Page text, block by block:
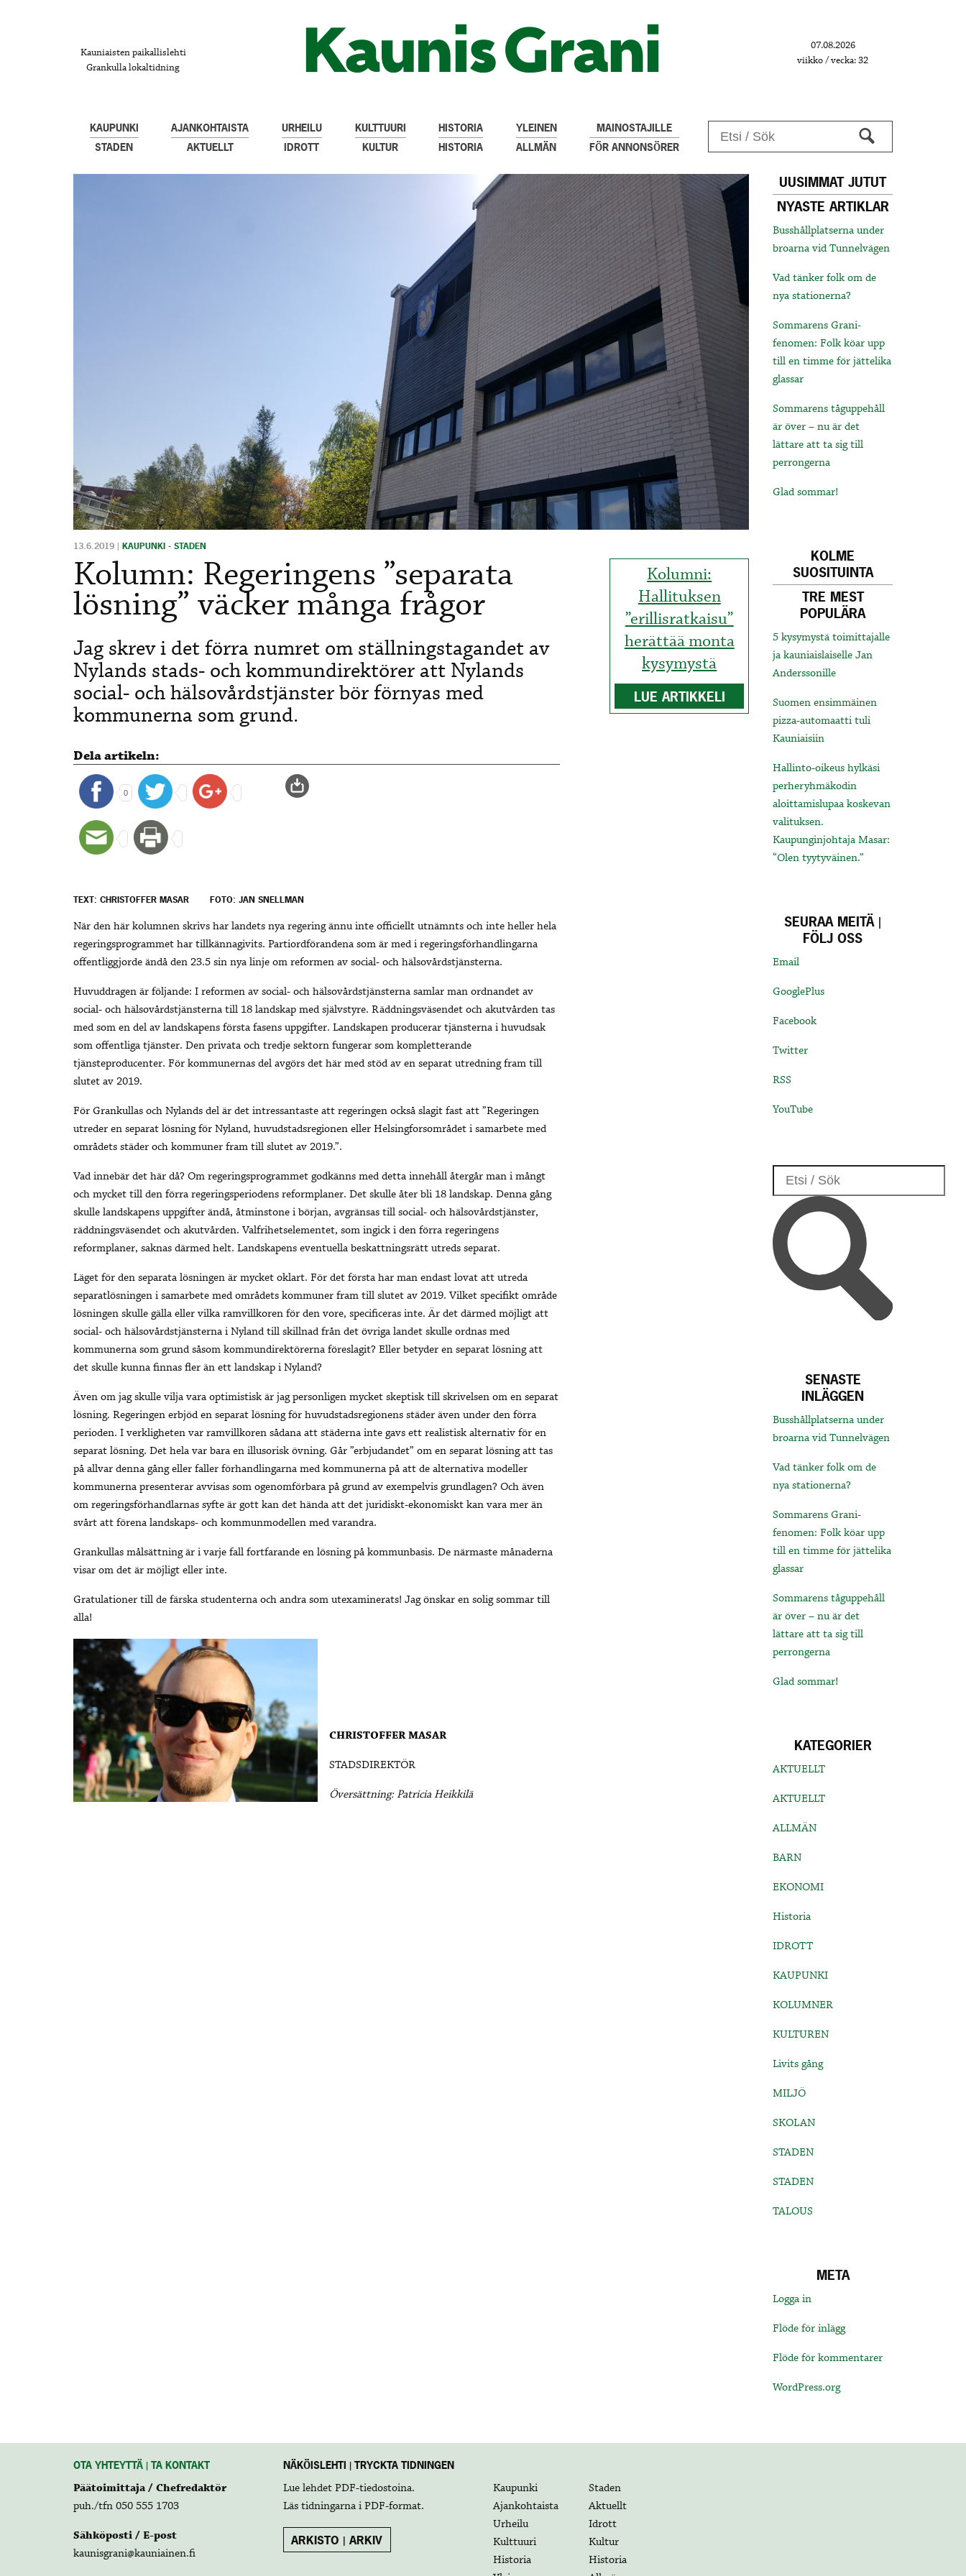
Kauniaisten paikallislehti
Grankulla lokaltidning
07.08.2026
viikko / vecka: 32
KAUPUNKI
STADEN
AJANKOHTAISTA
AKTUELLT
URHEILU
IDROTT
KULTTUURI
KULTUR
HISTORIA
HISTORIA
YLEINEN
ALLMÄN
MAINOSTAJILLE
FÖR ANNONSÖRER
Kolumni:
Hallituksen
”erillisratkaisu”
herättää monta
kysymystä
LUE ARTIKKELI
13.6.2019 | KAUPUNKI - STADEN
Kolumn: Regeringens ”separata
lösning” väcker många frågor
Jag skrev i det förra numret om ställningstagandet av
Nylands stads- och kommundirektörer att Nylands
social- och hälsovårdstjänster bör förnyas med
kommunerna som grund.
Dela artikeln:
0
TEXT: CHRISTOFFER MASAR FOTO: JAN SNELLMAN
När den här kolumnen skrivs har landets nya regering ännu inte officiellt utnämnts och inte heller hela
regeringsprogrammet har tillkännagivits. Partiordförandena som är med i regeringsförhandlingarna
offentliggjorde ändå den 23.5 sin nya linje om reformen av social- och hälsovårdstjänsterna.
Huvuddragen är följande: I reformen av social- och hälsovårdstjänsterna samlar man ordnandet av
social- och hälsovårdstjänsterna till 18 landskap med självstyre. Räddningsväsendet och akutvården tas
med som en del av landskapens första fasens uppgifter. Landskapen producerar tjänsterna i huvudsak
som offentliga tjänster. Den privata och tredje sektorn fungerar som kompletterande
tjänsteproducenter. För kommunernas del avgörs det här med stöd av en separat utredning fram till
slutet av 2019.
För Grankullas och Nylands del är det intressantaste att regeringen också slagit fast att ”Regeringen
utreder en separat lösning för Nyland, huvudstadsregionen eller Helsingforsområdet i samarbete med
områdets städer och kommuner fram till slutet av 2019.”.
Vad innebär det här då? Om regeringsprogrammet godkänns med detta innehåll återgår man i mångt
och mycket till den förra regeringsperiodens reformplaner. Det skulle åter bli 18 landskap. Denna gång
skulle landskapens uppgifter ändå, åtminstone i början, avgränsas till social- och hälsovårdstjänster,
räddningsväsendet och akutvården. Valfrihetselementet, som ingick i den förra regeringens
reformplaner, saknas därmed helt. Landskapens eventuella beskattningsrätt utreds separat.
Läget för den separata lösningen är mycket oklart. För det första har man endast lovat att utreda
separatlösningen i samarbete med områdets kommuner fram till slutet av 2019. Vilket specifikt område
lösningen skulle gälla eller vilka ramvillkoren för den vore, specificeras inte. Är det därmed möjligt att
social- och hälsovårdstjänsterna i Nyland till skillnad från det övriga landet skulle ordnas med
kommunerna som grund såsom kommundirektörerna föreslagit? Eller betyder en separat lösning att
det skulle kunna finnas fler än ett landskap i Nyland?
Även om jag skulle vilja vara optimistisk är jag personligen mycket skeptisk till skrivelsen om en separat
lösning. Regeringen erbjöd en separat lösning för huvudstadsregionens städer även under den förra
perioden. I verkligheten var ramvillkoren sådana att städerna inte gavs ett realistisk alternativ för en
separat lösning. Det hela var bara en illusorisk övning. Går ”erbjudandet” om en separat lösning att tas
på allvar denna gång eller faller förhandlingarna med kommunerna på att de alternativa modeller
kommunerna presenterar avvisas som ogenomförbara på grund av exempelvis grundlagen? Och även
om regeringsförhandlarnas syfte är gott kan det hända att det juridiskt-ekonomiskt kan vara mer än
svårt att förena landskaps- och kommunmodellen med varandra.
Grankullas målsättning är i varje fall fortfarande en lösning på kommunbasis. De närmaste månaderna
visar om det är möjligt eller inte.
Gratulationer till de färska studenterna och andra som utexaminerats! Jag önskar en solig sommar till
alla!
CHRISTOFFER MASAR
STADSDIREKTÖR
Översättning: Patricia Heikkilä
UUSIMMAT JUTUT
NYASTE ARTIKLAR
Busshållplatserna under
broarna vid Tunnelvägen
Vad tänker folk om de
nya stationerna?
Sommarens Grani-
fenomen: Folk köar upp
till en timme för jättelika
glassar
Sommarens tåguppehåll
är över – nu är det
lättare att ta sig till
perrongerna
Glad sommar!
KOLME
SUOSITUINTA
TRE MEST
POPULÄRA
5 kysymystä toimittajalle
ja kauniaislaiselle Jan
Anderssonille
Suomen ensimmäinen
pizza-automaatti tuli
Kauniaisiin
Hallinto-oikeus hylkäsi
perheryhmäkodin
aloittamislupaa koskevan
valituksen.
Kaupunginjohtaja Masar:
“Olen tyytyväinen.”
SEURAA MEITÄ |
FÖLJ OSS
Email
GooglePlus
Facebook
Twitter
RSS
YouTube
SENASTE
INLÄGGEN
Busshållplatserna under
broarna vid Tunnelvägen
Vad tänker folk om de
nya stationerna?
Sommarens Grani-
fenomen: Folk köar upp
till en timme för jättelika
glassar
Sommarens tåguppehåll
är över – nu är det
lättare att ta sig till
perrongerna
Glad sommar!
KATEGORIER
AKTUELLT
AKTUELLT
ALLMÄN
BARN
EKONOMI
Historia
IDROTT
KAUPUNKI
KOLUMNER
KULTUREN
Livits gång
MILJÖ
SKOLAN
STADEN
STADEN
TALOUS
META
Logga in
Flöde för inlägg
Flöde för kommentarer
WordPress.org
OTA YHTEYTTÄ | TA KONTAKT
Päätoimittaja / Chefredaktör
puh./tfn 050 555 1703
Sähköposti / E-post
kaunisgrani@kauniainen.fi
NÄKÖISLEHTI | TRYCKTA TIDNINGEN
Lue lehdet PDF-tiedostoina.
Läs tidningarna i PDF-format.
ARKISTO | ARKIV
Kaupunki
Staden
Ajankohtaista
Aktuellt
Urheilu
Idrott
Kulttuuri
Kultur
Historia
Historia